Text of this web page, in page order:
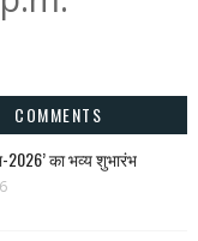
COMMENTS
2026’ का भव्य शुभारंभ